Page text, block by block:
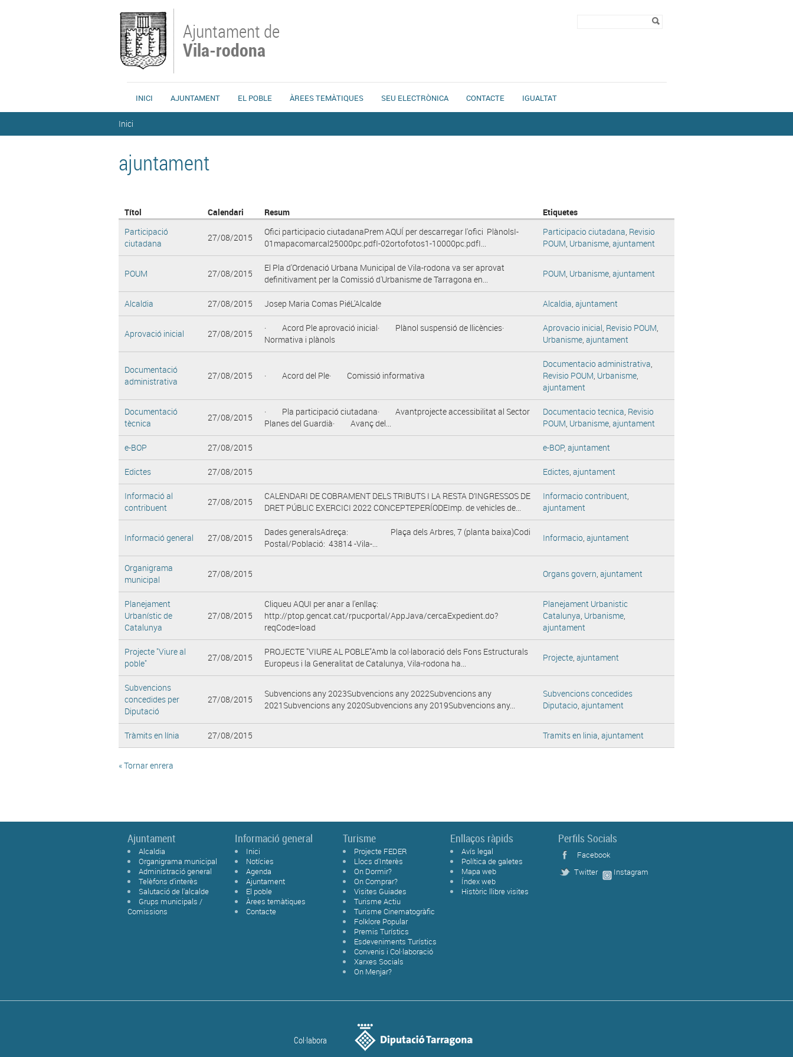
Ajuntament de
Vila-rodona
INICI AJUNTAMENT EL POBLE ÀREES TEMÀTIQUES SEU ELECTRÒNICA CONTACTE IGUALTAT
Inici
ajuntament
Títol Calendari Resum
Etiquetes
Participació
ciutadana
27/08/2015
Ofici participacio ciutadanaPrem AQUÍ per descarregar l'ofici PlànolsI-
01mapacomarcal25000pc.pdfI-02ortofotos1-10000pc.pdfI...
Participacio ciutadana, Revisio
POUM, Urbanisme, ajuntament
POUM 27/08/2015
El Pla d'Ordenació Urbana Municipal de Vila-rodona va ser aprovat
definitivament per la Comissió d'Urbanisme de Tarragona en...
POUM, Urbanisme, ajuntament
Alcaldia 27/08/2015 Josep Maria Comas PiéL'Alcalde Alcaldia, ajuntament
Aprovació inicial 27/08/2015
· Acord Ple aprovació inicial· Plànol suspensió de llicències·
Normativa i plànols
Aprovacio inicial, Revisio POUM,
Urbanisme, ajuntament
Documentació
administrativa
27/08/2015 · Acord del Ple· Comissió informativa
Documentacio administrativa,
Revisio POUM, Urbanisme,
ajuntament
Documentació
tècnica
27/08/2015
· Pla participació ciutadana· Avantprojecte accessibilitat al Sector
Planes del Guardià· Avanç del...
Documentacio tecnica, Revisio
POUM, Urbanisme, ajuntament
e-BOP 27/08/2015 e-BOP, ajuntament
Edictes 27/08/2015 Edictes, ajuntament
Informació al
contribuent
27/08/2015
CALENDARI DE COBRAMENT DELS TRIBUTS I LA RESTA D’INGRESSOS DE
DRET PÚBLIC EXERCICI 2022 CONCEPTEPERÍODEImp. de vehicles de...
Informacio contribuent,
ajuntament
Informació general 27/08/2015
Dades generalsAdreça: Plaça dels Arbres, 7 (planta baixa)Codi
Postal/Població: 43814 -Vila-...
Informacio, ajuntament
Organigrama
municipal
27/08/2015 Organs govern, ajuntament
Planejament
Urbanístic de
Catalunya
27/08/2015
Cliqueu AQUI per anar a l'enllaç:
http://ptop.gencat.cat/rpucportal/AppJava/cercaExpedient.do?
reqCode=load
Planejament Urbanistic
Catalunya, Urbanisme,
ajuntament
Projecte "Viure al
poble"
27/08/2015
PROJECTE "VIURE AL POBLE"Amb la col·laboració dels Fons Estructurals
Europeus i la Generalitat de Catalunya, Vila-rodona ha...
Projecte, ajuntament
Subvencions
concedides per
Diputació
27/08/2015
Subvencions any 2023Subvencions any 2022Subvencions any
2021Subvencions any 2020Subvencions any 2019Subvencions any...
Subvencions concedides
Diputacio, ajuntament
Tràmits en línia 27/08/2015 Tramits en linia, ajuntament
« Tornar enrera
Ajuntament
Alcaldia
Organigrama municipal
Administració general
Telèfons d'interès
Salutació de l'alcalde
Grups municipals /
Comissions
Informació general
Inici
Notícies
Agenda
Ajuntament
El poble
Àrees temàtiques
Contacte
Turisme
Projecte FEDER
Llocs d'Interès
On Dormir?
On Comprar?
Visites Guiades
Turisme Actiu
Turisme Cinematogràfic
Folklore Popular
Premis Turístics
Esdeveniments Turístics
Convenis i Col·laboració
Xarxes Socials
On Menjar?
Enllaços ràpids
Avís legal
Política de galetes
Mapa web
Índex web
Històric llibre visites
Perfils Socials
Facebook
Twitter
Instagram
Col·labora